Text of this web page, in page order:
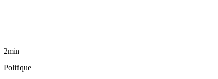
2min
Politique